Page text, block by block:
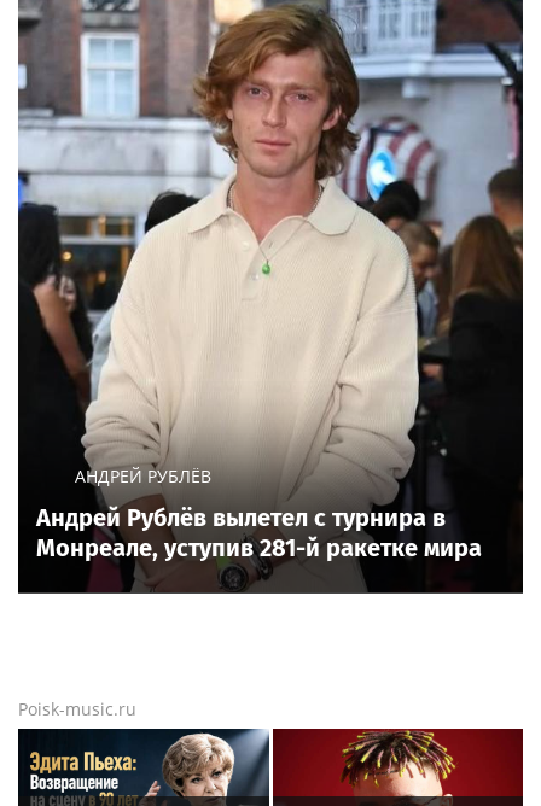
АНДРЕЙ РУБЛЁВ
Андрей Рублёв вылетел с турнира в
Монреале, уступив 281-й ракетке мира
Poisk-music.ru